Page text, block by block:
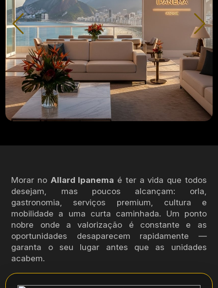
Morar no Allard Ipanema é ter a vida que todos
desejam, mas poucos alcançam: orla,
gastronomia, serviços premium, cultura e
mobilidade a uma curta caminhada. Um ponto
nobre onde a valorização é constante e as
oportunidades desaparecem rapidamente —
garanta o seu lugar antes que as unidades
acabem.